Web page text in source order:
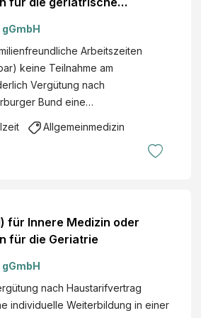
Arbeitszeiten
keine Teilnahme am
Vergütung nach
Bund eine…
Allgemeinmedizin
für Innere Medizin oder
für die Geriatrie
nach Haustarifvertrag
individuelle Weiterbildung in einer